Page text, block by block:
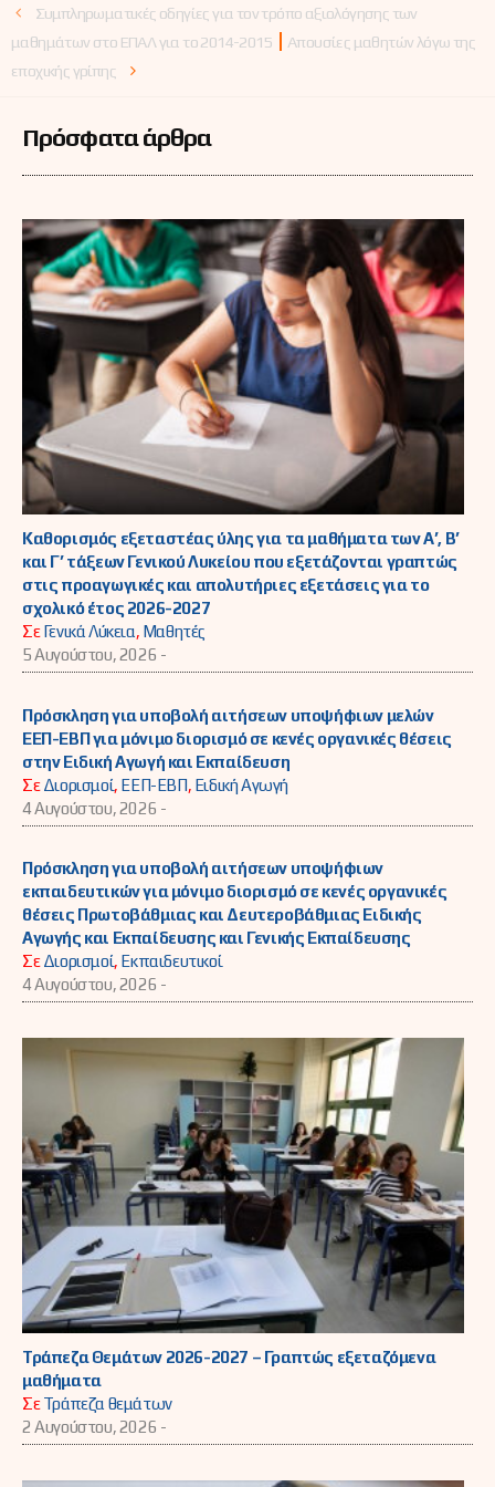
Συμπληρωματικές οδηγίες για τον τρόπο αξιολόγησης των
μαθημάτων στο ΕΠΑΛ για το 2014-2015
Απουσίες μαθητών λόγω της
εποχικής γρίπης
Πρόσφατα άρθρα
Καθορισμός εξεταστέας ύλης για τα μαθήματα των Α’, Β’
και Γ’ τάξεων Γενικού Λυκείου που εξετάζονται γραπτώς
στις προαγωγικές και απολυτήριες εξετάσεις για το
σχολικό έτος 2026-2027
ΣεΓενικά Λύκεια, Μαθητές
5 Αυγούστου, 2026 -
Πρόσκληση για υποβολή αιτήσεων υποψήφιων μελών
ΕΕΠ-ΕΒΠ για μόνιμο διορισμό σε κενές οργανικές θέσεις
στην Ειδική Αγωγή και Εκπαίδευση
ΣεΔιορισμοί, ΕΕΠ-ΕΒΠ, Ειδική Αγωγή
4 Αυγούστου, 2026 -
Πρόσκληση για υποβολή αιτήσεων υποψήφιων
εκπαιδευτικών για μόνιμο διορισμό σε κενές οργανικές
θέσεις Πρωτοβάθμιας και Δευτεροβάθμιας Ειδικής
Αγωγής και Εκπαίδευσης και Γενικής Εκπαίδευσης
ΣεΔιορισμοί, Εκπαιδευτικοί
4 Αυγούστου, 2026 -
Τράπεζα Θεμάτων 2026-2027 – Γραπτώς εξεταζόμενα
μαθήματα
ΣεΤράπεζα θεμάτων
2 Αυγούστου, 2026 -